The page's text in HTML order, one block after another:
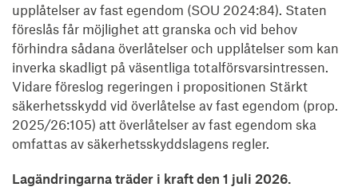
upplåtelser av fast egendom (SOU 2024:84). Staten
föreslås får möjlighet att granska och vid behov
förhindra sådana överlåtelser och upplåtelser som kan
inverka skadligt på väsentliga totalförsvarsintressen.
Vidare föreslog regeringen i propositionen Stärkt
säkerhetsskydd vid överlåtelse av fast egendom (prop.
2025/26:105) att överlåtelser av fast egendom ska
omfattas av säkerhetsskyddslagens regler.
Lagändringarna träder i kraft den 1 juli 2026.